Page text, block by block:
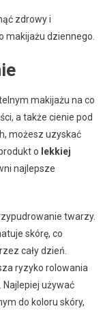
zdrowy i
makijażu dziennego.
makijażu na co
a także cienie pod
możesz uzyskać
o lekkiej
najlepsze
twarzy.
skórę, co
cały dzień.
ryzyko rolowania
Najlepiej używać
do koloru skóry,